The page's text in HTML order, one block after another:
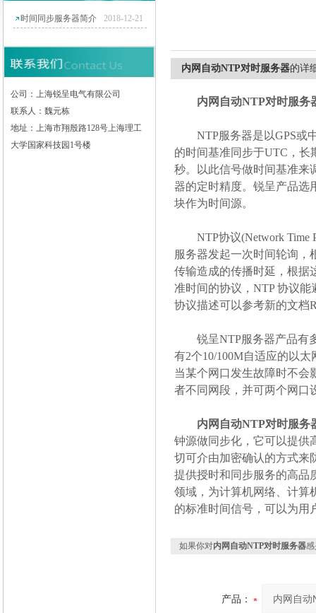
时间同步服务器简介 2018-12-21
公司：上海锐呈电气有限公司
联系人：魏元栋
地址：上海市翔殷路128号上海理工
大学国家科技园1号楼
内网自动NTP对时服务器的详
内网自动NTP对时服务
NTP服务器是以GPS或中
的时间基准同步于UTC，长
秒。以此信号做时间基准来
器的定时精度。锐呈产品选
块作为时间源。
NTP协议(Network Time
服务器发起一次时间轮询，
传输造成的传播时延，根据
准时间的协议，NTP 协议
协议描述可以参考新的文档
锐呈NTP服务器产品有多
有2个10/100M自适应的以
当某个网口发生故障时不会
者不同网段，并可两个网口
内网自动NTP对时服务
钟源做同步化，它可以提供
切可介由加密确认的方式来
提供授时和同步服务的高品
领域，为计算机网络、计算
的标准时间信号，可以为用
如果你对内网自动NTP对时服务器
产品：